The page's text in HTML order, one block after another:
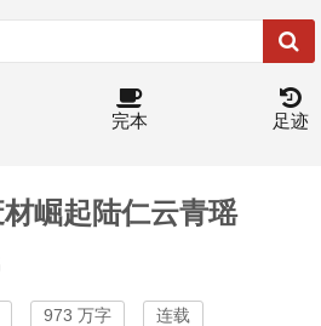
完本 足迹
崛起陆仁云青瑶
973 万字 连载